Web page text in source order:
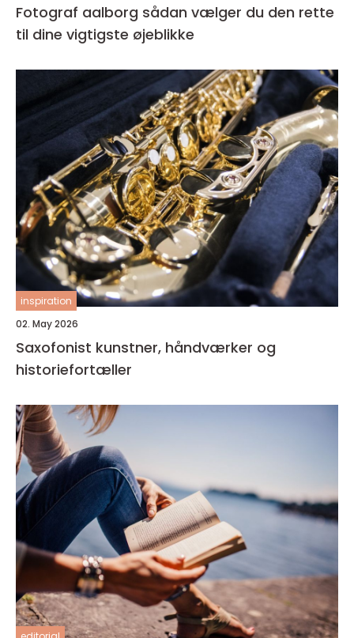
Fotograf aalborg sådan vælger du den rette
til dine vigtigste øjeblikke
inspiration
02. May 2026
Saxofonist kunstner, håndværker og
historiefortæller